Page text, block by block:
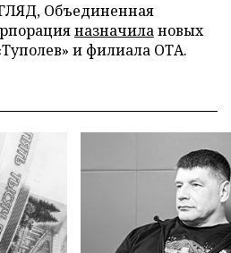
Объединенная
назначилановых
и филиала ОТА.